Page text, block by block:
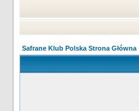
Safrane Klub Polska Strona Główna